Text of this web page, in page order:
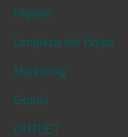
Higiene
Limpieza del Hogar
Marketing
Granel
OUTLET